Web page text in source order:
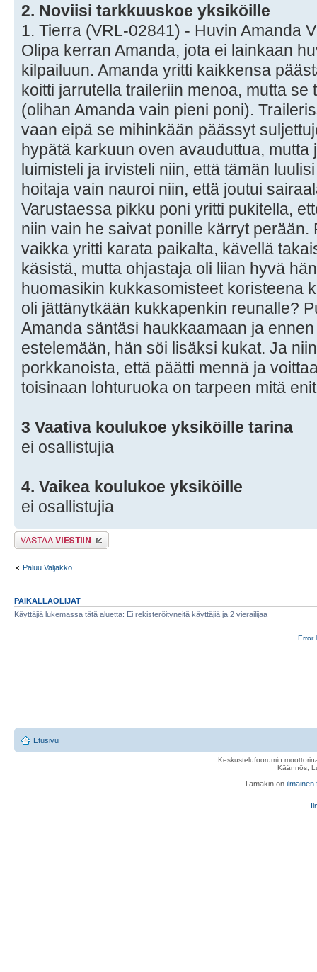
2. Noviisi tarkkuuskoe yksiköille
1. Tierra (VRL-02841) - Huvin Amanda
Olipa kerran Amanda, jota ei lainkaan
kilpailuun. Amanda yritti kaikkensa
koitti jarrutella traileriin menoa, mutta
(olihan Amanda vain pieni poni).
vaan eipä se mihinkään päässyt
hypätä karkuun oven avauduttua, mutta
luimisteli ja irvisteli niin, että tämän
hoitaja vain nauroi niin, että joutui
Varustaessa pikku poni yritti pukitella,
niin vain he saivat ponille kärryt perään.
vaikka yritti karata paikalta, kävellä
käsistä, mutta ohjastaja oli liian hyvä
huomasikin kukkasomisteet koristeena
oli jättänytkään kukkapenkin reunalle?
Amanda säntäsi haukkaamaan ja
estelemään, hän söi lisäksi kukat. Ja
porkkanoista, että päätti mennä ja
toisinaan lohturuoka on tarpeen mitä
3 Vaativa koulukoe yksiköille tarina
ei osallistujia
4. Vaikea koulukoe yksiköille
ei osallistujia
Lähetä vastaus
Paluu Valjakko
PAIKALLAOLIJAT
Käyttäjiä lukemassa tätä aluetta: Ei rekisteröityneitä käyttäjiä ja 2 vierailijaa
Error
Etusivu
Keskustelufoorumin
Käännös,
Tämäkin on ilmainen